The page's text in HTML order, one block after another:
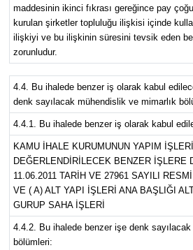
maddesinin ikinci fıkrası gereğince pay
kurulan şirketler topluluğu ilişkisi içinde
ilişkiyi ve bu ilişkinin süresini tevsik eden
zorunludur.
4.4. Bu ihalede benzer iş olarak kabul
denk sayılacak mühendislik ve mimarlık
4.4.1. Bu ihalede benzer iş olarak kabul
KAMU İHALE KURUMUNUN YAPIM
DEĞERLENDİRİLECEK BENZER İŞLERE
11.06.2011 TARİH VE 27961 SAYILI
VE ( A) ALT YAPI İŞLERİ ANA BAŞLIĞI
GURUP SAHA İŞLERİ
4.4.2. Bu ihalede benzer işe denk
bölümleri: